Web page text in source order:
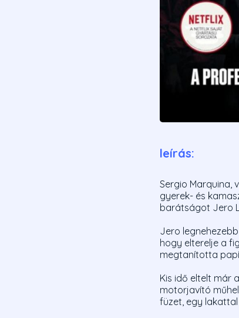
leírás:
Sergio Marquina,
gyerek- és
barátságot Jero
Jero
hogy elterelje a
megtanította
Kis idő eltelt már
motorjavító
füzet, egy